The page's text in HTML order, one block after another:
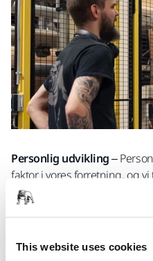
This website uses cookies
Personlig udvikling–
faktor i vores forretning, og
mange muligheder for at
kompetencer.
din personlige udvikling og